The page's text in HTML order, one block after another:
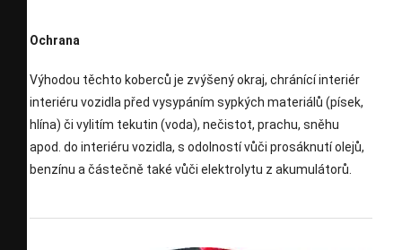
Ochrana
Výhodou těchto koberců je zvýšený okraj, chránící interiér
interiéru vozidla před vysypáním sypkých materiálů (písek,
hlína) či vylitím tekutin (voda), nečistot, prachu, sněhu
apod. do interiéru vozidla, s odolností vůči prosáknutí olejů,
benzínu a částečně také vůči elektrolytu z akumulátorů.